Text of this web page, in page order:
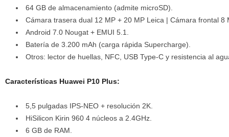
64 GB de almacenamiento (admite microSD).
Cámara trasera dual 12 MP + 20 MP Leica | Cámara frontal 8
Android 7.0 Nougat + EMUI 5.1.
Batería de 3.200 mAh (carga rápida Supercharge).
Otros: lector de huellas, NFC, USB Type-C y resistencia al
Características Huawei P10 Plus:
5,5 pulgadas IPS-NEO + resolución 2K.
HiSilicon Kirin 960 4 núcleos a 2.4GHz.
6 GB de RAM.